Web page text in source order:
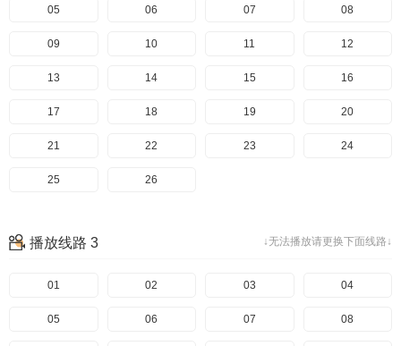
05 06 07 08
09 10 11 12
13 14 15 16
17 18 19 20
21 22 23 24
25 26
↓无法播放请更换下面线路↓
播放线路 3
01 02 03 04
05 06 07 08